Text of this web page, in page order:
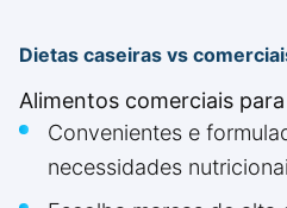
Dietas caseiras vs
Alimentos comerciais
Convenientes e
necessidades